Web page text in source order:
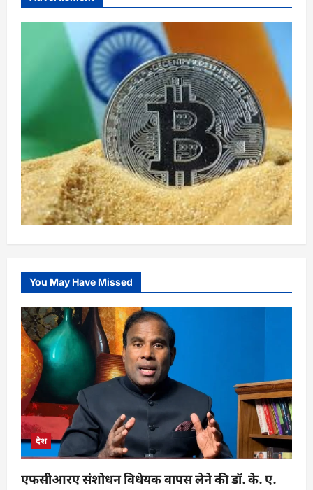
You May Have Missed
देश
एफसीआरए संशोधन विधेयक वापस लेने की डॉ. के. ए.